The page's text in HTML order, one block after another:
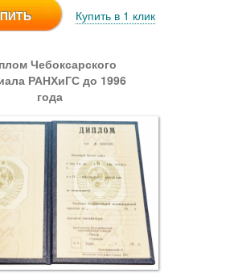
Купить в 1 клик
Чебоксарского
РАНХиГС до 1996
года